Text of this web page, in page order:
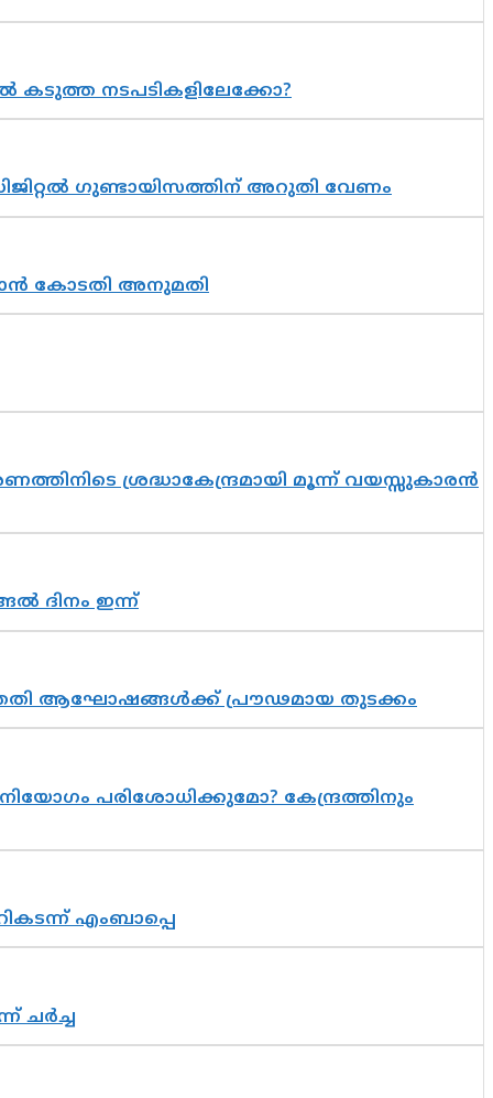
നടപടികളിലേക്കോ?
ഗുണ്ടായിസത്തിന് അറുതി വേണം
കോടതി അനുമതി
ശ്രദ്ധാകേന്ദ്രമായി മൂന്ന് വയസ്സുകാരൻ
ദിനം ഇന്ന്
ആഘോഷങ്ങൾക്ക് പ്രൗഢമായ തുടക്കം
പരിശോധിക്കുമോ? കേന്ദ്രത്തിനും
എംബാപ്പെ
ചർച്ച